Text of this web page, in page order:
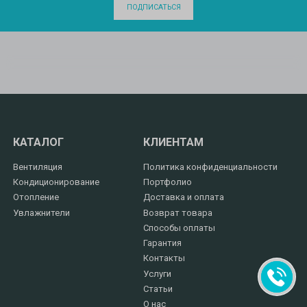
ПОДПИСАТЬСЯ
КАТАЛОГ
Вентиляция
Кондиционирование
Отопление
Увлажнители
КЛИЕНТАМ
Политика конфиденциальности
Портфолио
Доставка и оплата
Возврат товара
Способы оплаты
Гарантия
Контакты
Услуги
Статьи
О нас